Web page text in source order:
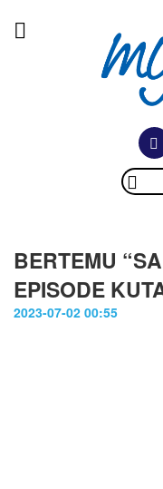
BERTEMU
EPISODE
2023-07-02 00:55